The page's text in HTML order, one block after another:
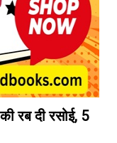
रब दी रसोई, 5